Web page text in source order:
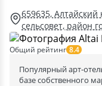
659635,
сельсовет, район
Общий рейтинг 8.4
Популярный арт-
базе собственного